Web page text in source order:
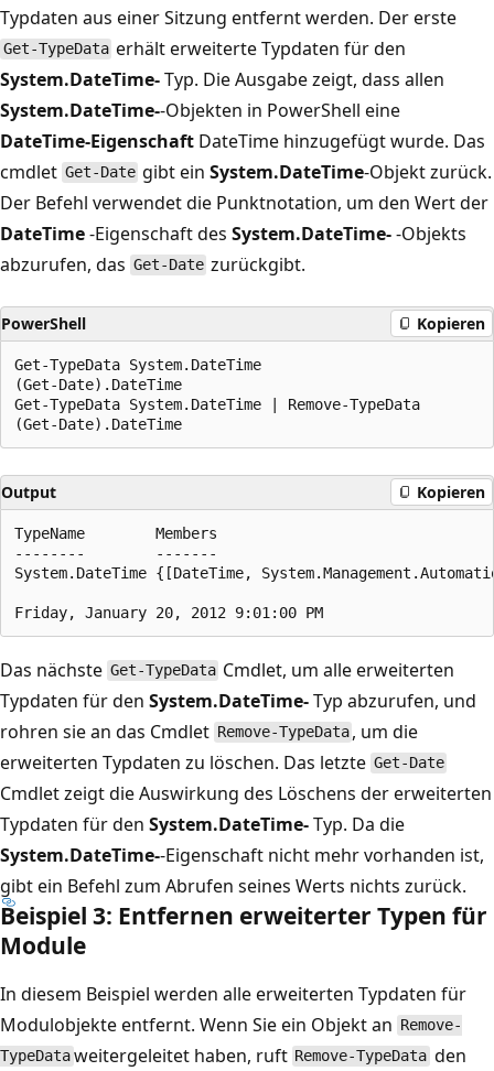
Typdaten aus einer Sitzung entfernt werden. Der erste
Get-TypeData erhält erweiterte Typdaten für den
System.DateTime-Typ. Die Ausgabe zeigt, dass allen
System.DateTime--Objekten in PowerShell eine
DateTime-Eigenschaft DateTime hinzugefügt wurde. Das
cmdlet Get-Date gibt einSystem.DateTime-Objekt zurück.
Der Befehl verwendet die Punktnotation, um den Wert der
DateTime-Eigenschaft des System.DateTime--Objekts
abzurufen, das Get-Date zurückgibt.
PowerShell Kopieren
Get-TypeData System.DateTime
(Get-Date).DateTime
Get-TypeData System.DateTime | Remove-TypeData
Output Kopieren
TypeName        Members
--------        -------
System.DateTime {[DateTime,
Das nächste Get-TypeData Cmdlet, um alle erweiterten
Typdaten für den System.DateTime-Typ abzurufen, und
rohren sie an das Cmdlet Remove-TypeData , um die
erweiterten Typdaten zu löschen. Das letzte Get-Date
Cmdlet zeigt die Auswirkung des Löschens der erweiterten
Typdaten für den System.DateTime-Typ. Da die
System.DateTime--Eigenschaft nicht mehr vorhanden ist,
gibt ein Befehl zum Abrufen seines Werts nichts zurück.
Beispiel 3: Entfernen erweiterter Typen für
Module
In diesem Beispiel werden alle erweiterten Typdaten für
Modulobjekte entfernt. Wenn Sie ein Objekt an Remove-
TypeDataweitergeleitet haben, ruft Remove-TypeData den